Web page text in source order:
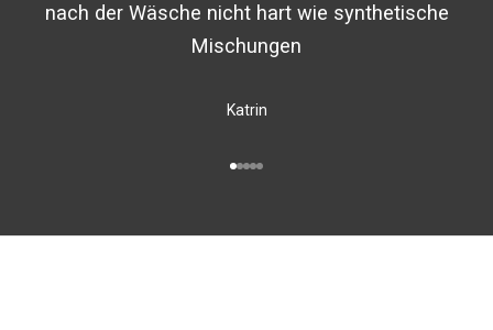
nach der Wäsche nicht hart wie synthetische
Mischungen
Katrin
Gehe zu Element 1
Gehe zu Element 2
Gehe zu Element 3
Gehe zu Element 4
Gehe zu Element 5